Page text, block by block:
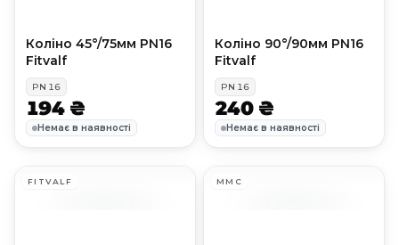
Коліно 45°/75мм PN16
Fitvalf
PN 16
194 ₴
Немає в наявності
Коліно 90°/90мм PN16
Fitvalf
PN 16
240 ₴
Немає в наявності
FITVALF MMC